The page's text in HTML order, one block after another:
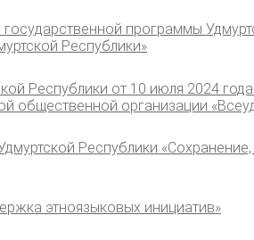
программы
Республики»
Республики от 10 июля 2024
общественной организации
Республики
этноязыковых инициатив»